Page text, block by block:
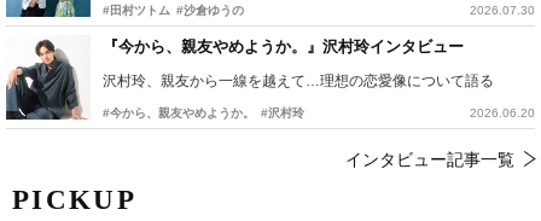
PICKUP
#田村ツトム #沙倉ゆうの 2026.07.30
『今から、親友やめようか。』沢村玲インタビュー
沢村玲、親友から一線を越えて…理想の恋愛像について語る
#今から、親友やめようか。 #沢村玲 2026.06.20
インタビュー記事一覧